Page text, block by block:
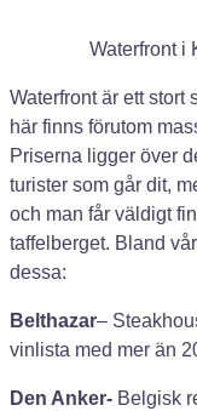
Waterfront i
Waterfront är ett stort
här finns förutom
Priserna ligger över
turister som går dit,
och man får väldigt
taffelberget. Bland
dessa:
Belthazar–
vinlista med mer än
Den Anker- Belgisk